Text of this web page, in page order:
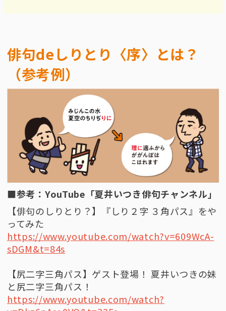
俳句deしりとり〈序〉とは？
（参考例）
■参考：YouTube「夏井いつき俳句チャンネル」
【俳句のしりとり？】『しり２字 ３角パス』をや
ってみた
https://www.youtube.com/watch?v=609WcA-
sDGM&t=84s
【尻二字三角パス】ゲスト登場！ 夏井いつきの妹
と尻二字三角パス！
https://www.youtube.com/watch?